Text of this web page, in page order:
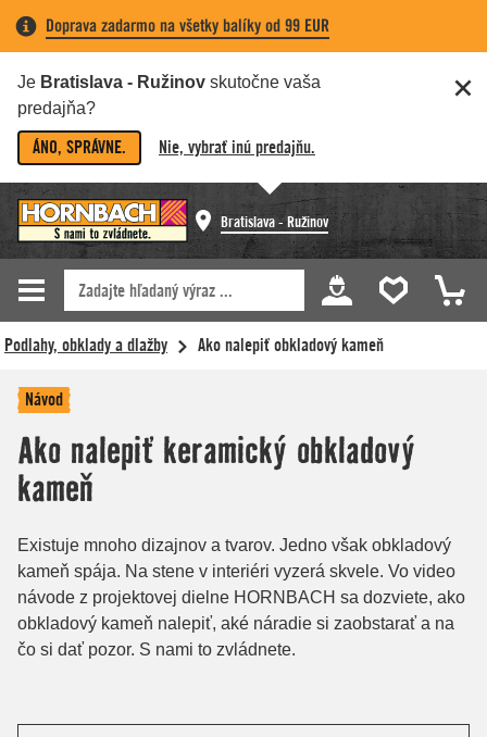
Doprava zadarmo na všetky balíky od 99 EUR
Je Bratislava - Ružinov skutočne vaša
predajňa?
ÁNO, SPRÁVNE. Nie, vybrať inú predajňu.
Bratislava - Ružinov